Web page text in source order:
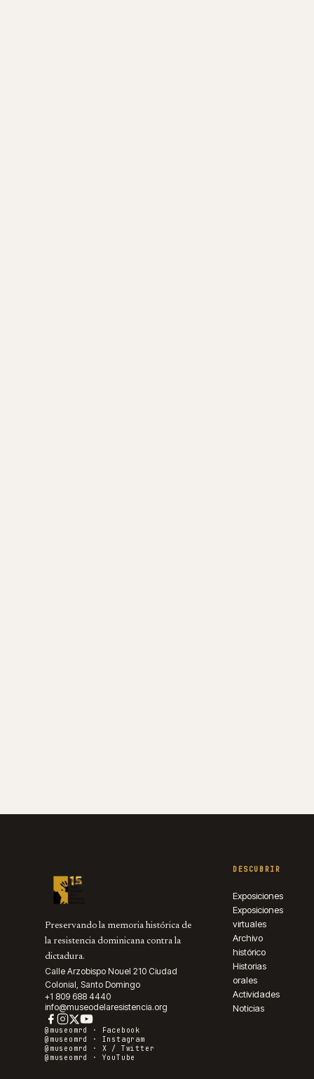
Preservando la memoria histórica de
la resistencia dominicana contra la
dictadura.
Calle Arzobispo Nouel 210 Ciudad
Colonial, Santo Domingo
+1 809 688 4440
info@museodelaresistencia.org
@museomrd ·
Facebook
@museomrd · Instagram
@museomrd · X / Twitter
@museomrd · YouTube
DESCUBRIR
Exposiciones
Exposiciones
virtuales
Archivo
histórico
Historias
orales
Actividades
Noticias